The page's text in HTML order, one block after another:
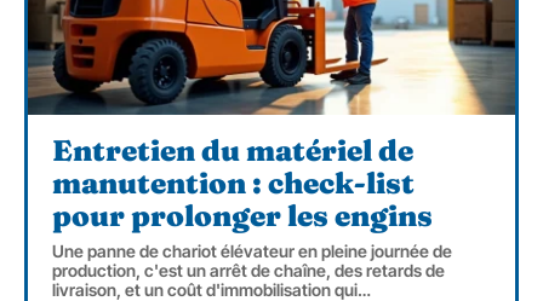
Entretien du matériel de
manutention : check-list
pour prolonger les engins
Une panne de chariot élévateur en pleine journée de
production, c'est un arrêt de chaîne, des retards de
livraison, et un coût d'immobilisation qui…